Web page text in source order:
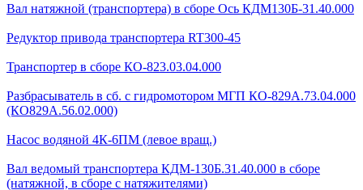
Вал натяжной (транспортера) в сборе Ось КДМ130Б-31.40.000
Редуктор привода транспортера RT300-45
Транспортер в сборе КО-823.03.04.000
Разбрасыватель в сб. с гидромотором МГП КО-829А.73.04.000
(КО829А.56.02.000)
Насос водяной 4К-6ПМ (левое вращ.)
Вал ведомый транспортера КДМ-130Б.31.40.000 в сборе
(натяжной, в сборе с натяжителями)